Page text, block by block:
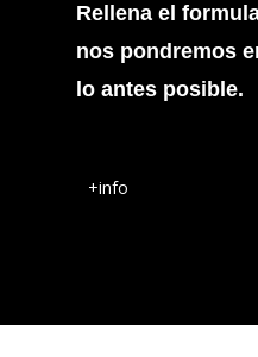
Rellena el
nos pondremos
lo antes posible.
+info